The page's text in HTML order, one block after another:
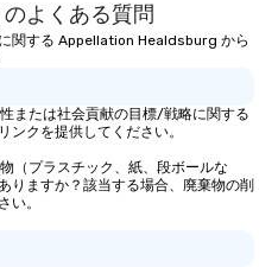
よくある質問
関する Appellation Healdsburg から
または社会貢献の目標/戦略に関する
ンクを提供してください。
（プラスチック、紙、段ボールな
りますか？該当する場合、廃棄物の削
い。